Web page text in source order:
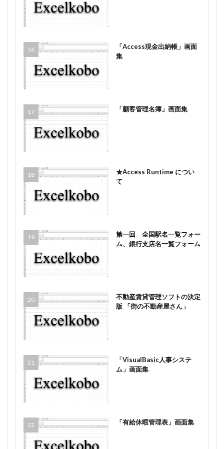
「Access現金出納帳」画面
集
「顧客管理名簿」画面集
★Access Runtime につい
て
第一回 全国駅名一覧フォー
ム、銀行支店名一覧フォーム
不動産賃貸管理ソフトの決定
版 「街の不動産屋さん」
「VisualBasic人事システ
ム」画面集
「有給休暇管理表」画面集